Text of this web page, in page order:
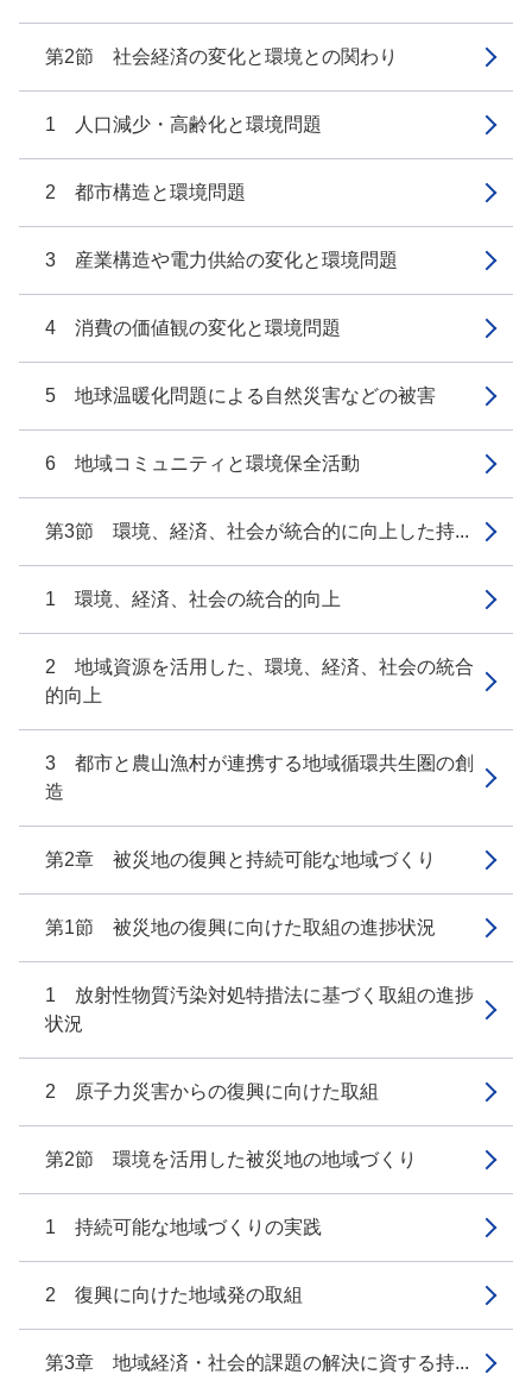
第2節 社会経済の変化と環境との関わり
1 人口減少・高齢化と環境問題
2 都市構造と環境問題
3 産業構造や電力供給の変化と環境問題
4 消費の価値観の変化と環境問題
5 地球温暖化問題による自然災害などの被害
6 地域コミュニティと環境保全活動
第3節 環境、経済、社会が統合的に向上した持...
1 環境、経済、社会の統合的向上
2 地域資源を活用した、環境、経済、社会の統合
的向上
3 都市と農山漁村が連携する地域循環共生圏の創
造
第2章 被災地の復興と持続可能な地域づくり
第1節 被災地の復興に向けた取組の進捗状況
1 放射性物質汚染対処特措法に基づく取組の進捗
状況
2 原子力災害からの復興に向けた取組
第2節 環境を活用した被災地の地域づくり
1 持続可能な地域づくりの実践
2 復興に向けた地域発の取組
第3章 地域経済・社会的課題の解決に資する持...